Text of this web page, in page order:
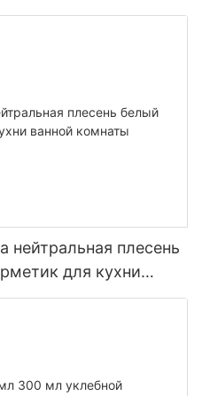
герметик
нейтральная плесень
для кухни